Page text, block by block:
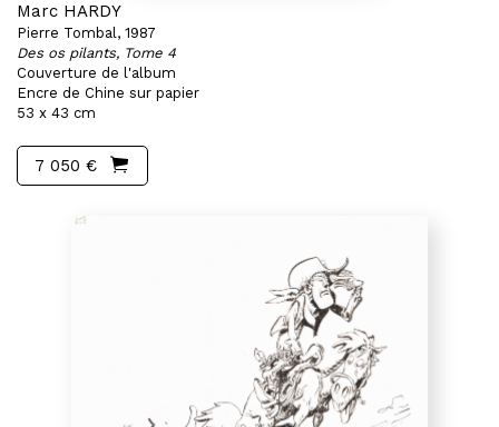
Marc HARDY
Pierre Tombal, 1987
Des os pilants, Tome 4
Couverture de l'album
Encre de Chine sur papier
53 x 43 cm
7 050 €